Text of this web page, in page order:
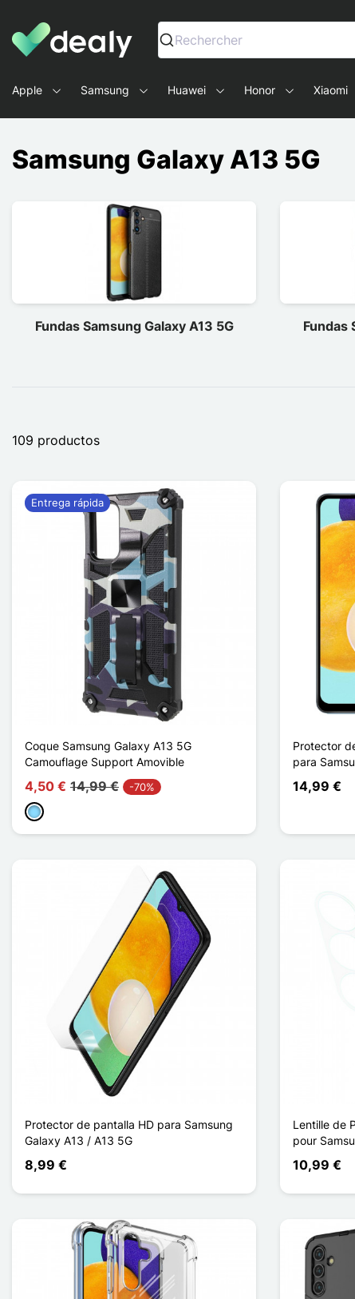
Dealy - Fundas y accesorios para smartphones y tablets
Rechercher
Apple Samsung Huawei Honor Xiaomi
Samsung Galaxy A13 5G
Fundas Samsung Galaxy A13 5G Fundas
109 productos
Coque Samsung Galaxy A13 5G
Camouflage Support Amovible
4,50 € 14,99 € -70%
Azul claro
Entrega rápida
Protector
para
14,99 €
Protector de pantalla HD para Samsung
Galaxy A13 / A13 5G
8,99 €
Lentille de
pour
10,99 €